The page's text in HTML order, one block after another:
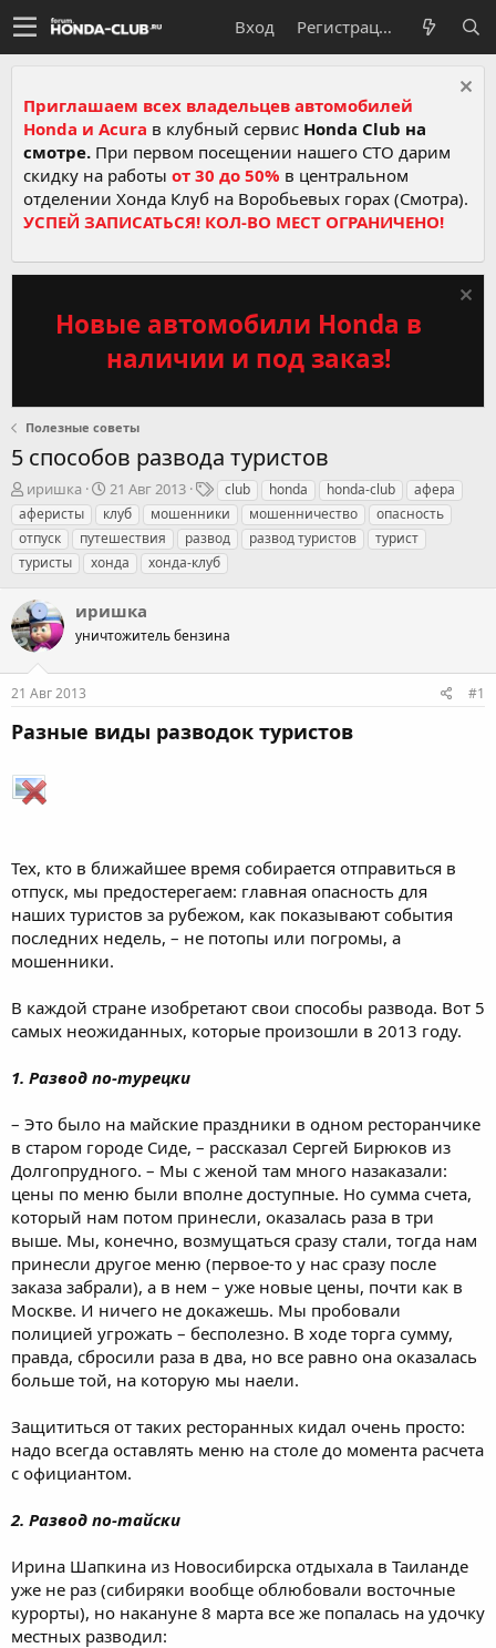
Вход Регистрация
Приглашаем всех владельцев автомобилей
Honda и Acura в клубный сервис Honda Club на
смотре. При первом посещении нашего СТО дарим
скидку на работы от 30 до 50% в центральном
отделении Хонда Клуб на Воробьевых горах (Смотра).
УСПЕЙ ЗАПИСАТЬСЯ! КОЛ-ВО МЕСТ ОГРАНИЧЕНО!
Новые автомобили Honda в
наличии и под заказ!
Полезные советы
5 способов развода туристов
А
в
т
о
р
е
м
ы
иришка
Д
а
т
а
н
ч
21 Авг 2013
Т
е
г
и
club honda honda-club
афера
аферисты
клуб мошенники мошенничество
опасность
отпуск
путешествия развод развод туристов
турист
туристы
хонда хонда-клуб
иришка
уничтожитель бензина
21 Авг 2013 #1
Разные виды разводок туристов
Тех, кто в ближайшее время собирается отправиться в
отпуск, мы предостерегаем: главная опасность для
наших туристов за рубежом, как показывают события
последних недель, – не потопы или погромы, а
мошенники.
В каждой стране изобретают свои способы развода. Вот 5
самых неожиданных, которые произошли в 2013 году.
1. Развод по-турецки
– Это было на майские праздники в одном ресторанчике
в старом городе Сиде, – рассказал Сергей Бирюков из
Долгопрудного. – Мы с женой там много назаказали:
цены по меню были вполне доступные. Но сумма счета,
который нам потом принесли, оказалась раза в три
выше. Мы, конечно, возмущаться сразу стали, тогда нам
принесли другое меню (первое-то у нас сразу после
заказа забрали), а в нем – уже новые цены, почти как в
Москве. И ничего не докажешь. Мы пробовали
полицией угрожать – бесполезно. В ходе торга сумму,
правда, сбросили раза в два, но все равно она оказалась
больше той, на которую мы наели.
Защититься от таких ресторанных кидал очень просто:
надо всегда оставлять меню на столе до момента расчета
с официантом.
2. Развод по-тайски
Ирина Шапкина из Новосибирска отдыхала в Таиланде
уже не раз (сибиряки вообще облюбовали восточные
курорты), но накануне 8 марта все же попалась на удочку
местных разводил: